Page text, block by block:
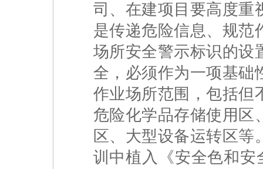
司、在建项目要高度重
是传递危险信息、规范
场所安全警示标识的设
全，必须作为一项基础
作业场所范围，包括但
危险化学品存储使用区
区、大型设备运转区
训中植入《安全色和